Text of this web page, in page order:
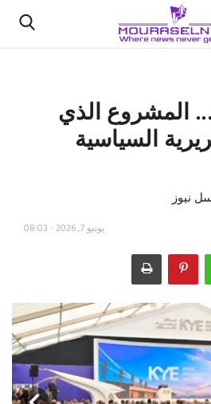
المشروع الذي
السياسية
نيوز
يونيو 7, 2026 - 08:03